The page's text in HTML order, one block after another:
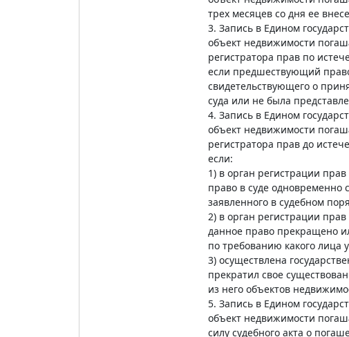
трех месяцев со дня ее
3. Запись в Едином
объект недвижимости
регистратора прав по
если предшествующий
свидетельствующего о
суда или не была
4. Запись в Едином
объект недвижимости
регистратора прав до
если:
1) в орган регистрации
право в суде
заявленного в судебном
2) в орган регистрации
данное право прекращено
по требованию какого лица
3) осуществлена
прекратил свое
из него объектов
5. Запись в Едином
объект недвижимости
силу судебного акта о